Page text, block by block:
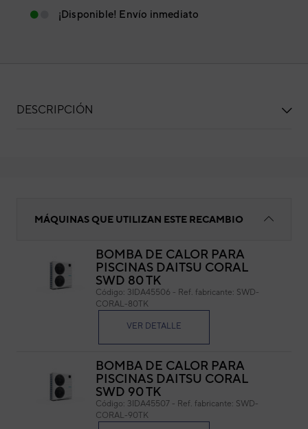
¡Disponible! Envío inmediato
DESCRIPCIÓN
MÁQUINAS QUE UTILIZAN ESTE RECAMBIO
BOMBA DE CALOR PARA
PISCINAS DAITSU CORAL
SWD 80 TK
Código: 3IDA45506 - Ref. fabricante: SWD-
CORAL-80TK
VER DETALLE
BOMBA DE CALOR PARA
PISCINAS DAITSU CORAL
SWD 90 TK
Código: 3IDA45507 - Ref. fabricante: SWD-
CORAL-90TK